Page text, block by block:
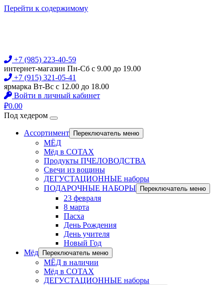
Перейти к содержимому
+7 (985) 223-40-59
интернет-магазин Пн-Сб с 9.00 до 19.00
+7 (915) 321-05-41
ярмарка Вт-Вс с 12.00 до 18.00
Войти в личный кабинет
₽0.00
Под хедером
Ассортимент Переключатель меню
МЁД
Мёд в СОТАХ
Продукты ПЧЕЛОВОДСТВА
Свечи из вощины
ДЕГУСТАЦИОННЫЕ наборы
ПОДАРОЧНЫЕ НАБОРЫ
Переключатель меню
23 февраля
8 марта
Пасха
День Рождения
День учителя
Новый Год
Мёд
Переключатель меню
МЁД в наличии
Мёд в СОТАХ
ДЕГУСТАЦИОННЫЕ наборы